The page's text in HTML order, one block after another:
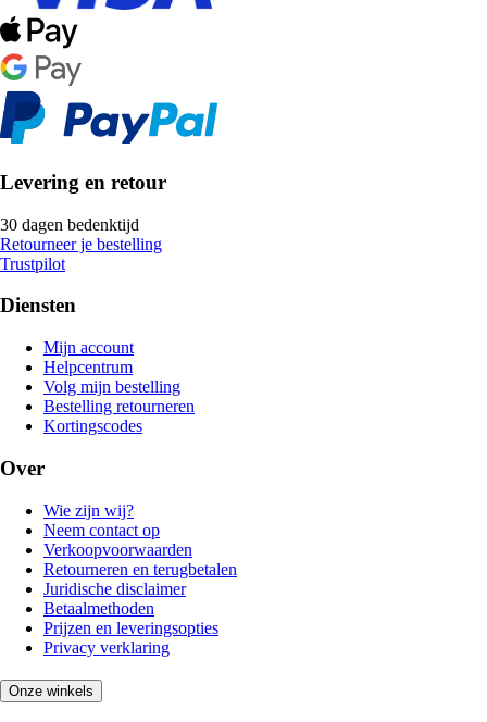
Levering en retour
30 dagen bedenktijd
Retourneer je bestelling
Trustpilot
Diensten
Mijn account
Helpcentrum
Volg mijn bestelling
Bestelling retourneren
Kortingscodes
Over
Wie zijn wij?
Neem contact op
Verkoopvoorwaarden
Retourneren en terugbetalen
Juridische disclaimer
Betaalmethoden
Prijzen en leveringsopties
Privacy verklaring
Onze winkels